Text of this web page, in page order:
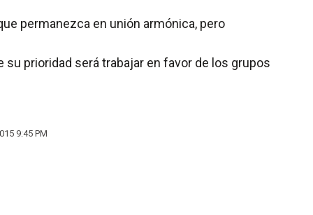
permanezca en unión armónica, pero
prioridad será trabajar en favor de los grupos
9:45 PM